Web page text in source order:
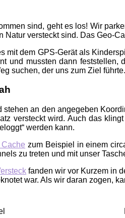
sind, geht es los! Wir
Natur versteckt sind. Das Geo-
mit dem GPS-Gerät als
und mussten dann
suchen, der uns zum Ziel
stehen an den angegeben
versteckt wird. Auch das
werden kann.
Cache zum Beispiel in einem
zu treten und mit unser
fanden wir vor Kurzem in
war. Als wir daran zogen,